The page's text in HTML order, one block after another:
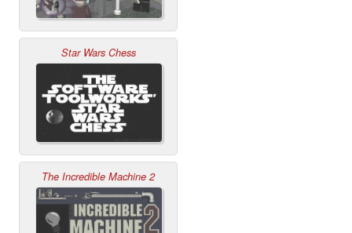
Star Wars Chess
The Incredible Machine 2